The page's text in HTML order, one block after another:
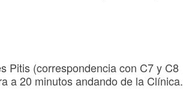
Pitis (correspondencia con C7 y C8
a 20 minutos andando de la Clínica.